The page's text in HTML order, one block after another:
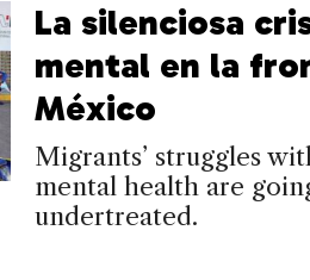
La silenciosa
mental en la
México
Migrants’ struggles
mental health are
undertreated.